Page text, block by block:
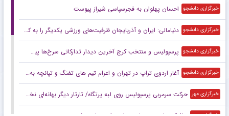
خبرگزاری دانشجو احسان پهلوان به فجرسپاسی شیراز پیوست
خبرگزاری دانشجو دنیامالی: ایران و آذربایجان ظرفیت‌های ورزشی یکدیگر را به کار می‌گیرند
خبرگزاری دانشجو پرسپولیس و منتخب کرج آخرین دیدار تدارکاتی سرخ‌ها پیش از آغاز لیگ
خبرگزاری دانشجو آغاز اردوی تراپ در تهران و اعزام تیم های تفنگ و تپانچه به پکن برای اردوی مشترک با چین
خبرگزاری مهر حرکت سرمربی پرسپولیس روی لبه پرتگاه/ تارتار دیگر بهانه‌ای نخواهد داشت